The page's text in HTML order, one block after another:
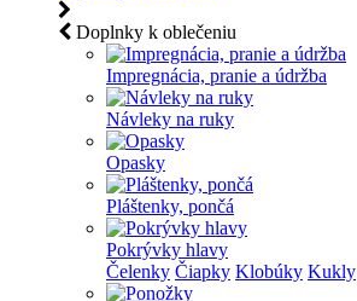
Doplnky k oblečeniu
Impregnácia, pranie a údržba
Návleky na ruky
Opasky
Pláštenky, pončá
Pokrývky hlavy
Čelenky Čiapky Klobúky Kukly